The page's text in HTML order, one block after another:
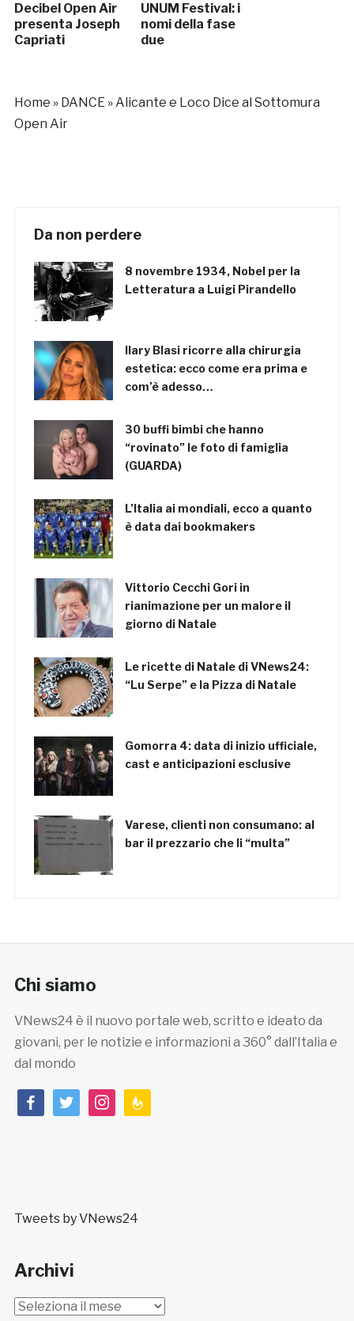
Decibel Open Air
presenta Joseph
Capriati
UNUM Festival: i
nomi della fase
due
Home » DANCE»Alicante e Loco Dice al Sottomura
Open Air
Da non perdere
8 novembre 1934, Nobel per la
Letteratura a Luigi Pirandello
Ilary Blasi ricorre alla chirurgia
estetica: ecco come era prima e
com’è adesso…
30 buffi bimbi che hanno
“rovinato” le foto di famiglia
(GUARDA)
L’Italia ai mondiali, ecco a quanto
è data dai bookmakers
Vittorio Cecchi Gori in
rianimazione per un malore il
giorno di Natale
Le ricette di Natale di VNews24:
“Lu Serpe” e la Pizza di Natale
Gomorra 4: data di inizio ufficiale,
cast e anticipazioni esclusive
Varese, clienti non consumano: al
bar il prezzario che li “multa”
Chi siamo
VNews24 è il nuovo portale web, scritto e ideato da
giovani, per le notizie e informazioni a 360° dall’Italia e
dal mondo
facebooktwitterinstagramfeedburner
Tweets by VNews24
Archivi
Archivi